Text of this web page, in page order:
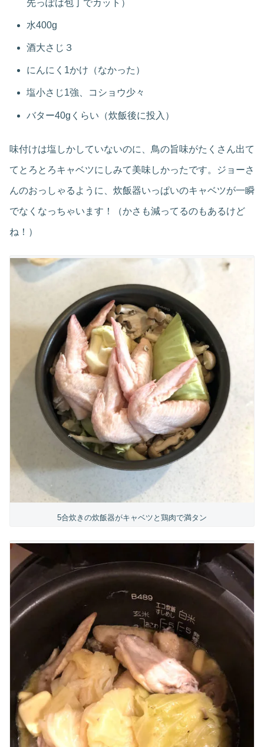
先っぽは包丁でカット）
水400g
酒大さじ３
にんにく1かけ（なかった）
塩小さじ1強、コショウ少々
バター40gくらい（炊飯後に投入）
味付けは塩しかしていないのに、鳥の旨味がたくさん出て
てとろとろキャベツにしみて美味しかったです。ジョーさ
んのおっしゃるように、炊飯器いっぱいのキャベツが一瞬
でなくなっちゃいます！（かさも減ってるのもあるけど
ね！）
5合炊きの炊飯器がキャベツと鶏肉で満タン